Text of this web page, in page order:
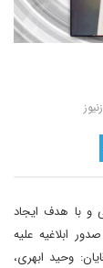
و با هدف ایجاد
ابلاغیه علیه
وحید ابهری،